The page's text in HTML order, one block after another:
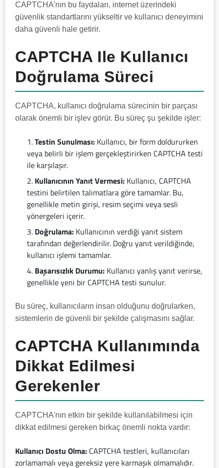
CAPTCHA'nın bu faydaları, internet üzerindeki
güvenlik standartlarını yükseltir ve kullanıcı deneyimini
daha güvenli hale getirir.
CAPTCHA Ile Kullanıcı
Doğrulama Süreci
CAPTCHA, kullanıcı doğrulama sürecinin bir parçası
olarak önemli bir işlev görür. Bu süreç şu şekilde işler:
Testin Sunulması: Kullanıcı, bir form doldururken
veya belirli bir işlem gerçekleştirirken CAPTCHA testi
ile karşılaşır.
Kullanıcının Yanıt Vermesi: Kullanıcı, CAPTCHA
testini belirtilen talimatlara göre tamamlar. Bu,
genellikle metin girişi, resim seçimi veya sesli
yönergeleri içerir.
Doğrulama: Kullanıcının verdiği yanıt sistem
tarafından değerlendirilir. Doğru yanıt verildiğinde,
kullanıcı işlemi tamamlar.
Başarısızlık Durumu: Kullanıcı yanlış yanıt verirse,
genellikle yeni bir CAPTCHA testi sunulur.
Bu süreç, kullanıcıların insan olduğunu doğrularken,
sistemlerin de güvenli bir şekilde çalışmasını sağlar.
CAPTCHA Kullanımında
Dikkat Edilmesi
Gerekenler
CAPTCHA'nın etkin bir şekilde kullanılabilmesi için
dikkat edilmesi gereken birkaç önemli nokta vardır:
Kullanıcı Dostu Olma: CAPTCHA testleri, kullanıcıları
zorlamamalı veya gereksiz yere karmaşık olmamalıdır.